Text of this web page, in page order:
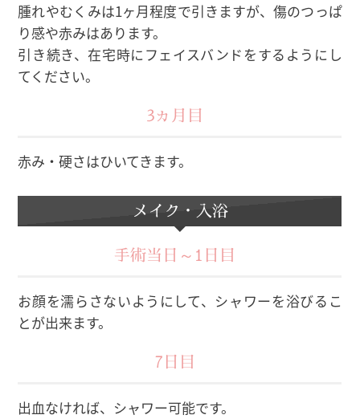
腫れやむくみは1ヶ月程度で引きますが、傷のつっぱ
り感や赤みはあります。
引き続き、在宅時にフェイスバンドをするようにし
てください。
3ヵ月目
赤み・硬さはひいてきます。
メイク・入浴
手術当日～1日目
お顔を濡らさないようにして、シャワーを浴びるこ
とが出来ます。
7日目
出血なければ、シャワー可能です。